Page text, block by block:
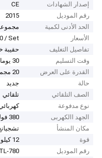
إصدار الشهادات
CE
رقم الموديل
2015
الحد الأدنى لكمية
الأسعار
/ Set
تفاصيل التغليف
حقيبة
وقت التسليم
30 يوما
القدرة على العرض
20 مجموعة شهريا
حالة
جديد
الصف التلقائي
تلقائي
نوع مدفوعة
الجهد االكهربى
380 فولت
مكان المنشأ
قوة
12 كيلو واط
رقم الموديل
TL-780